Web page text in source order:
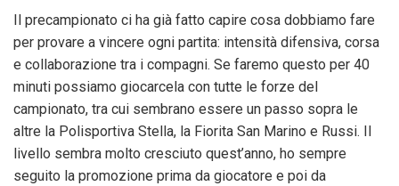
Il precampionato ci ha già fatto capire cosa dobbiamo fare
per provare a vincere ogni partita: intensità difensiva, corsa
e collaborazione tra i compagni. Se faremo questo per 40
minuti possiamo giocarcela con tutte le forze del
campionato, tra cui sembrano essere un passo sopra le
altre la Polisportiva Stella, la Fiorita San Marino e Russi. Il
livello sembra molto cresciuto quest’anno, ho sempre
seguito la promozione prima da giocatore e poi da